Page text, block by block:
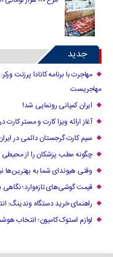
جدید
مهاجرت با برنامه کانادا پرزنت
مهاجریست
ایران کمپانی رونمایی شد!
آغاز ارائه ویزا کارت و مستر کارت در
سیم کارت گرجستان دائمی در
چگونه مطب پزشکان را از
وقتی هیوندای شما به بهترین‌ها
قیمت گوشی‌های تازه‌وارد؛
راهنمای خرید دستگاه وندینگ:
لوازم استوک کامیون؛ انتخاب